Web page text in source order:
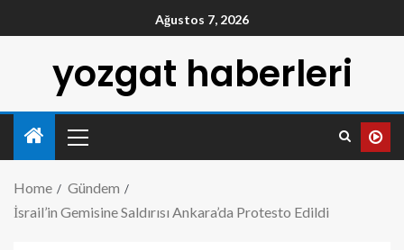
Ağustos 7, 2026
yozgat haberleri
Home
Gündem
İsrail’in Gemisine Saldırısı Ankara’da Protesto Edildi